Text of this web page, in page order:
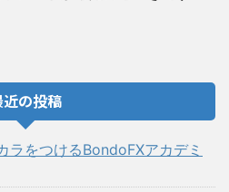
近の投稿
ラをつけるBondoFXアカデミ